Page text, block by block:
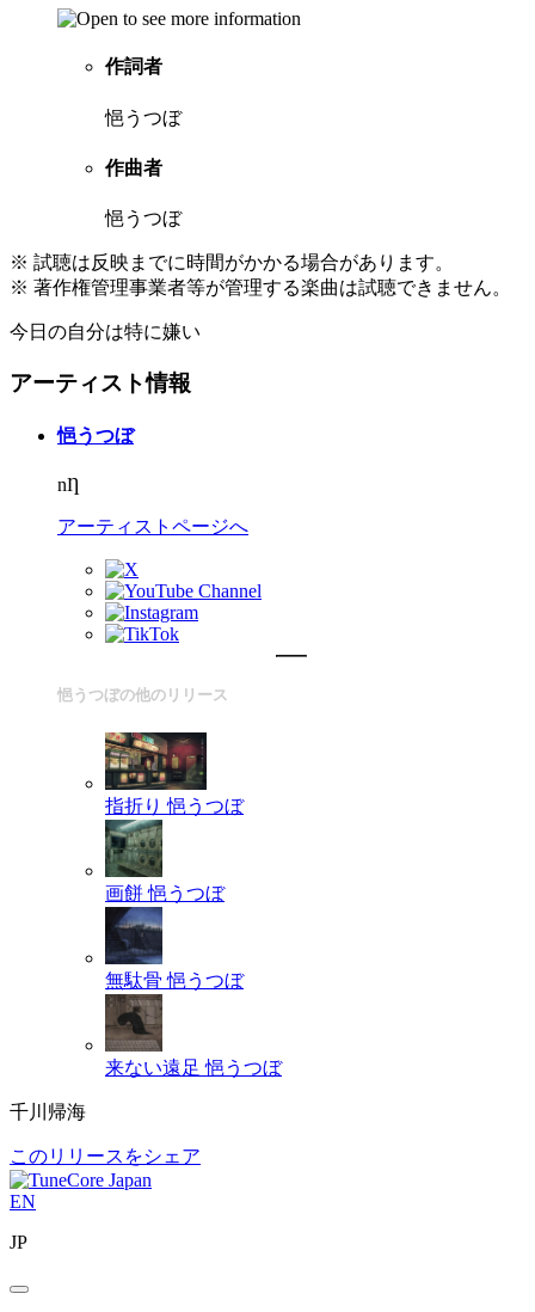
作詞者
悒うつぼ
作曲者
悒うつぼ
※ 試聴は反映までに時間がかかる場合があります。
※ 著作権管理事業者等が管理する楽曲は試聴できません。
今日の自分は特に嫌い
アーティスト情報
悒うつぼ
nȠ
アーティストページへ
悒うつぼの他のリリース
指折り 悒うつぼ
画餅 悒うつぼ
無駄骨 悒うつぼ
来ない遠足 悒うつぼ
千川帰海
このリリースをシェア
EN
JP